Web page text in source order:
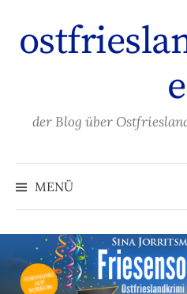
Inhalt
überspringen
e
der Blog über
MENÜ